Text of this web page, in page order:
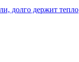
долго держит тепло